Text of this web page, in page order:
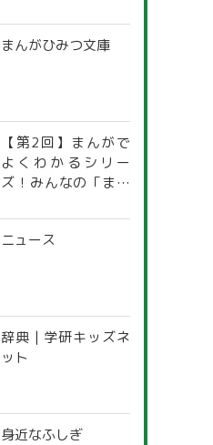
探究ガイド
まんがひみつ文庫
【第2回】まんがで
よくわかるシリー
ズ！みんなの「まん
感想文コンクール
ニュース
辞典 | 学研キッズネ
ット
身近なふしぎ